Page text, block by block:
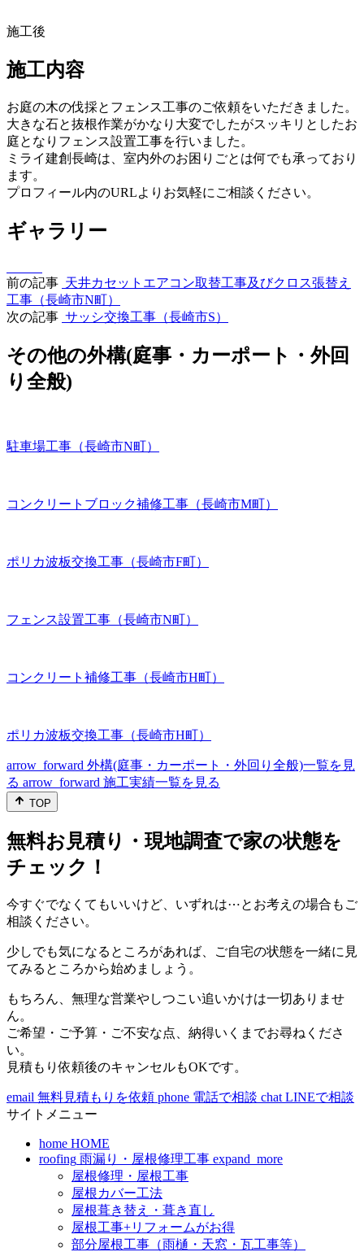
施工後
施工内容
お庭の木の伐採とフェンス工事のご依頼をいただきました。
大きな石と抜根作業がかなり大変でしたがスッキリとしたお
庭となりフェンス設置工事を行いました。
ミライ建創長崎は、室内外のお困りごとは何でも承っており
ます。
プロフィール内のURLよりお気軽にご相談ください。
ギャラリー
前の記事 天井カセットエアコン取替工事及びクロス張替え
工事（長崎市N町）
次の記事 サッシ交換工事（長崎市S）
その他の外構(庭事・カーポート・外回
り全般)
駐車場工事（長崎市N町）
コンクリートブロック補修工事（長崎市M町）
ポリカ波板交換工事（長崎市F町）
フェンス設置工事（長崎市N町）
コンクリート補修工事（長崎市H町）
ポリカ波板交換工事（長崎市H町）
arrow_forward 外構(庭事・カーポート・外回り全般)一覧を見
る arrow_forward 施工実績一覧を見る
TOP
無料お見積り・現地調査で家の状態を
チェック！
今すぐでなくてもいいけど、いずれは⋯とお考えの場合もご
相談ください。
少しでも気になるところがあれば、ご自宅の状態を一緒に見
てみるところから始めましょう。
もちろん、無理な営業やしつこい追いかけは一切ありませ
ん。
ご希望・ご予算・ご不安な点、納得いくまでお尋ねくださ
い。
見積もり依頼後のキャンセルもOKです。
email 無料見積もりを依頼 phone 電話で相談 chat LINEで相談
サイトメニュー
home HOME
roofing 雨漏り・屋根修理工事 expand_more
屋根修理・屋根工事
屋根カバー工法
屋根葺き替え・葺き直し
屋根工事+リフォームがお得
部分屋根工事（雨樋・天窓・瓦工事等）